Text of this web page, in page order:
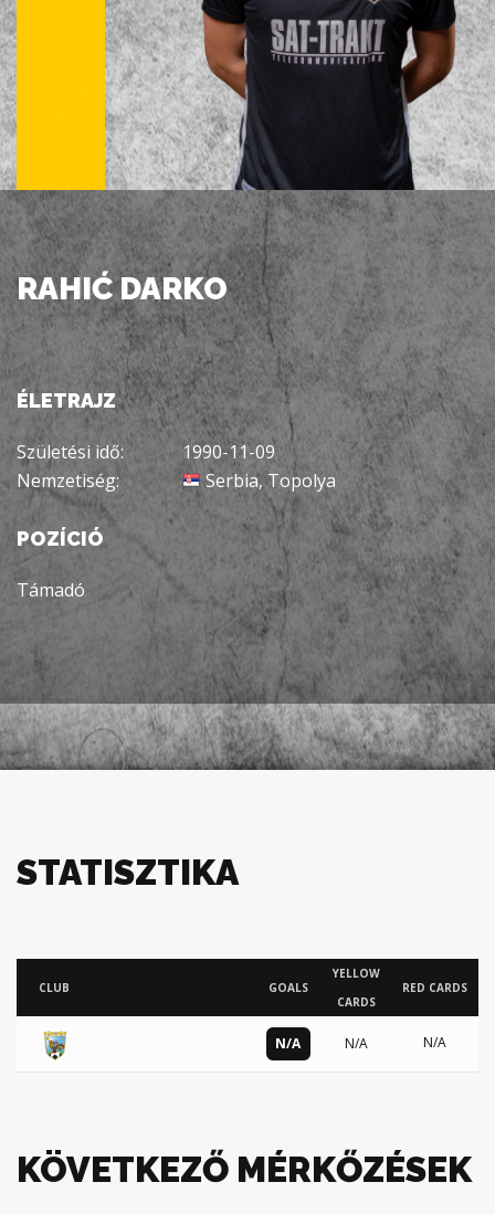
RAHIĆ DARKO
ÉLETRAJZ
Születési idő:
1990-11-09
Nemzetiség:
Serbia, Topolya
POZÍCIÓ
Támadó
STATISZTIKA
CLUB GOALS
YELLOW
CARDS
RED CARDS
N/A N/A N/A
KÖVETKEZŐ MÉRKŐZÉSEK